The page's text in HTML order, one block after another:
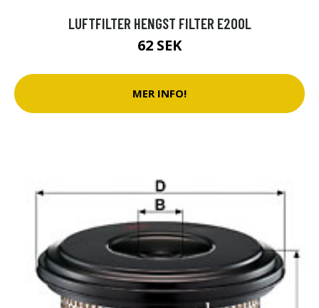
LUFTFILTER HENGST FILTER E200L
62 SEK
MER INFO!